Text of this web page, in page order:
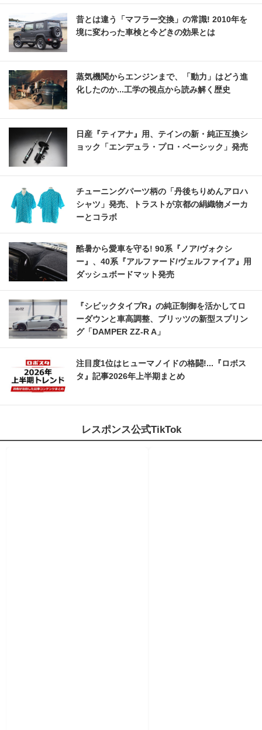
昔とは違う「マフラー交換」の常識! 2010年を
境に変わった車検と今どきの効果とは
蒸気機関からエンジンまで、「動力」はどう進
化したのか...工学の視点から読み解く歴史
日産『ティアナ』用、テインの新・純正互換シ
ョック「エンデュラ・プロ・ベーシック」発売
チューニングパーツ柄の「丹後ちりめんアロハ
シャツ」発売、トラストが京都の絹織物メーカ
ーとコラボ
酷暑から愛車を守る! 90系『ノア/ヴォクシ
ー』、40系『アルファード/ヴェルファイア』用
ダッシュボードマット発売
『シビックタイプR』の純正制御を活かしてロ
ーダウンと車高調整、ブリッツの新型スプリン
グ「DAMPER ZZ-R A」
注目度1位はヒューマノイドの格闘!...『ロボス
タ』記事2026年上半期まとめ
レスポンス公式TikTok